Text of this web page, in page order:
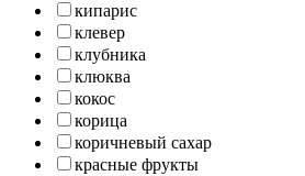
кипарис
клевер
клубника
клюква
кокос
корица
коричневый сахар
красные фрукты